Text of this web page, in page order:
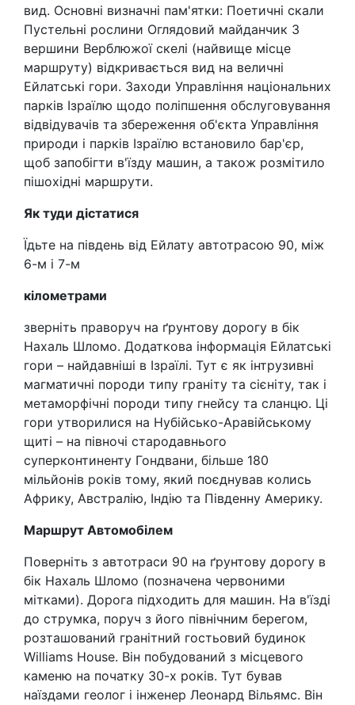
вид. Основні визначні пам'ятки: Поетичні скали
Пустельні рослини Оглядовий майданчик З
вершини Верблюжої скелі (найвище місце
маршруту) відкривається вид на величні
Ейлатські гори. Заходи Управління національних
парків Ізраїлю щодо поліпшення обслуговування
відвідувачів та збереження об'єкта Управління
природи і парків Ізраїлю встановило бар'єр,
щоб запобігти в'їзду машин, а також розмітило
пішохідні маршрути.
Як туди дістатися
Їдьте на південь від Ейлату автотрасою 90, між
6-м і 7-м
кілометрами
зверніть праворуч на ґрунтову дорогу в бік
Нахаль Шломо. Додаткова інформація Ейлатські
гори – найдавніші в Ізраїлі. Тут є як інтрузивні
магматичні породи типу граніту та сієніту, так і
метаморфічні породи типу гнейсу та сланцю. Ці
гори утворилися на Нубійсько-Аравійському
щиті – на півночі стародавнього
суперконтиненту Гондвани, більше 180
мільйонів років тому, який поєднував колись
Африку, Австралію, Індію та Південну Америку.
Маршрут Автомобілем
Поверніть з автотраси 90 на ґрунтову дорогу в
бік Нахаль Шломо (позначена червоними
мітками). Дорога підходить для машин. На в'їзді
до струмка, поруч з його північним берегом,
розташований гранітний гостьовий будинок
Williams House. Він побудований з місцевого
каменю на початку 30-х років. Тут бував
наїздами геолог і інженер Леонард Вільямс. Він